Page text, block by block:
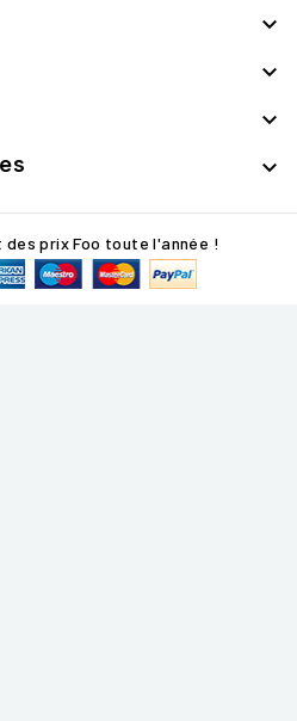




prix Foo toute l'année !